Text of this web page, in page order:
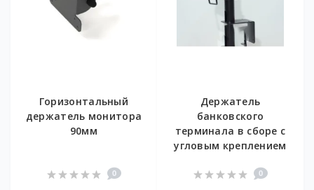
Горизонтальный
держатель монитора
90мм
0
Держатель
банковского
терминала в сборе с
угловым креплением
0